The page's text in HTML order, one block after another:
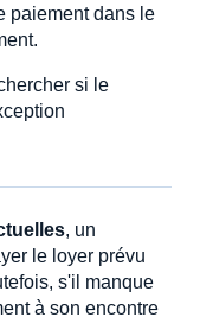
paiement dans le
si le
, un
le loyer prévu
s'il manque
à son encontre